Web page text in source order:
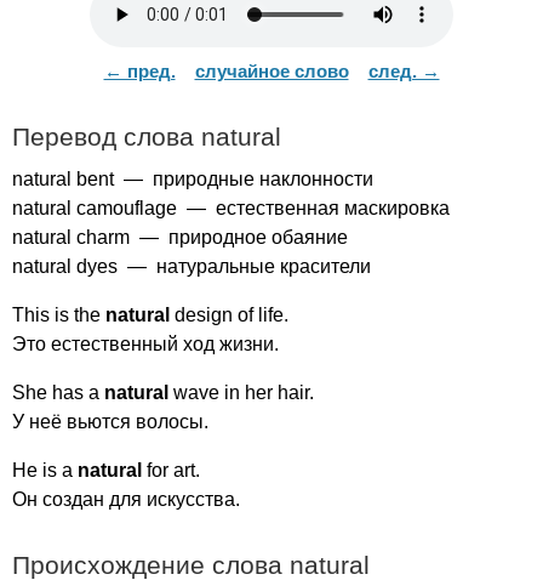
← пред. случайное слово след. →
Перевод слова natural
natural bent— природные наклонности
natural camouflage — естественная маскировка
natural charm — природное обаяние
natural dyes — натуральные красители
This is the natural design of life.
Это естественный ход жизни.
She has a natural wave in her hair.
У неё вьются волосы.
He is a natural for art.
Он создан для искусства.
Происхождение слова natural